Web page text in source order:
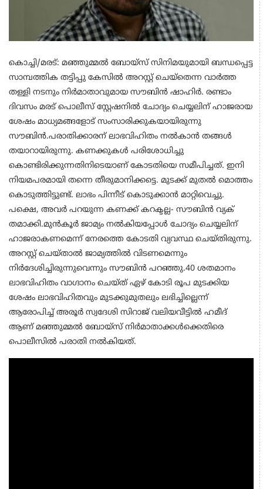
കൊച്ചി/മരട്: മഞ്ഞുമ്മൽ ബോയ്സ് സിനിമയുമായി ബന്ധപ്പെട്ട
സാമ്പത്തിക തട്ടിപ്പു കേസിൽ അറസ്റ്റ് ചെയ്തെന്ന വാർത്ത
തള്ളി നടനും നിർമാതാവുമായ സൗബിൻ ഷാഹിർ. രണ്ടാം
ദിവസം മരട് പൊലീസ് സ്റ്റേഷനിൽ ചോദ്യം ചെയ്യലിന് ഹാജരായ
ശേഷം മാധ്യമങ്ങളോട് സംസാരിക്കുകയായിരുന്നു
സൗബിൻ.പരാതിക്കാരന് ലാഭവിഹിതം നൽകാൻ തങ്ങൾ
തയാറായിരുന്നു. കണക്കുകൾ പരിശോധിച്ചു
കൊണ്ടിരിക്കുന്നതിനിടെയാണ് കോടതിയെ സമീപിച്ചത്. ഇനി
നിയമപരമായി തന്നെ തീരുമാനിക്കട്ടെ. മുടക്ക് മുതൽ മൊത്തം
കൊടുത്തിട്ടുണ്ട്. ലാഭം പിന്നീട്​ കൊടുക്കാൻ മാറ്റിവെച്ചു.
പക്ഷെ, അവർ പറയുന്ന കണക്ക്​ കറക്ടല്ല- സൗബിൻ വ്യക്​
തമാക്കി.മുൻകൂർ ജാമ്യം നൽകിയപ്പോൾ ചോദ്യം ചെയ്യലിന്​
ഹാജരാകണമെന്ന്​ നേരത്തെ കോടതി വ്യവസ്ഥ ചെയ്തിരുന്നു.
അറസ്റ്റ്​ ചെയ്താൽ ജാമ്യത്തിൽ വിടണമെന്നും
നിർദേശിച്ചിരുന്നുവെന്നും സൗബിൻ പറഞ്ഞു.40 ശതമാനം
ലാഭവിഹിതം വാഗ്ദാനം ചെയ്ത്​ ഏഴ്​ കോടി രൂപ മുടക്കിയ
ശേഷം ലാഭവിഹിതവും മുടക്കുമുതലും ലഭിച്ചില്ലെന്ന്
ആരോപിച്ച്​ അരൂർ സ്വദേശി സിറാജ് വലിയവീട്ടിൽ ഹമീദ്
ആണ്​ മഞ്ഞുമ്മൽ ബോയ്​സ്​ നിർമാതാക്കൾക്കെതിരെ
പൊലീസിൽ പരാതി നൽകിയത്.